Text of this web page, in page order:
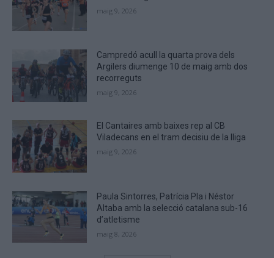
that
you
maig 9, 2026
Campredó acull la quarta prova dels
Argilers diumenge 10 de maig amb dos
recorreguts
maig 9, 2026
El Cantaires amb baixes rep al CB
Viladecans en el tram decisiu de la lliga
maig 9, 2026
Paula Sintorres, Patrícia Pla i Néstor
Altaba amb la selecció catalana sub-16
d’atletisme
maig 8, 2026